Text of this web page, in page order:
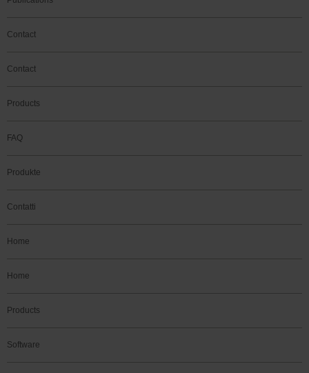
Contact
Contact
Products
FAQ
Produkte
Contatti
Home
Home
Products
Software